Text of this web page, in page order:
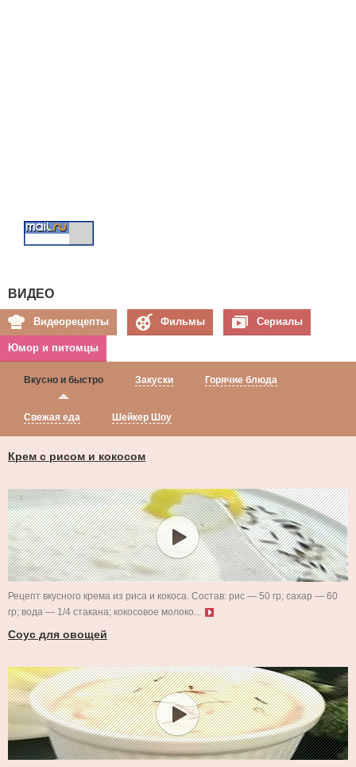
ВИДЕО
Видеорецепты Фильмы Сериалы
Юмор и питомцы
Вкусно и быстро Закуски Горячие блюда
Свежая еда Шейкер Шоу
Крем с рисом и кокосом
Рецепт вкусного крема из риса и кокоса. Состав: рис — 50 гр; сахар — 60
гр; вода — 1/4 стакана; кокосовое молоко...
Соус для овощей